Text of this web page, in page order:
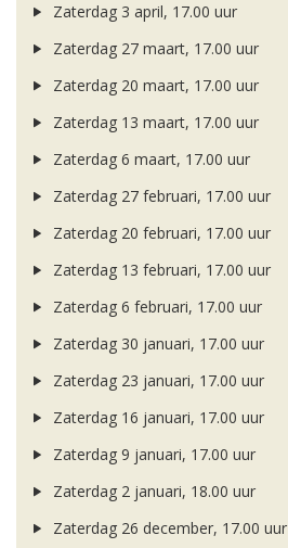
Zaterdag 3 april, 17.00 uur
Zaterdag 27 maart, 17.00 uur
Zaterdag 20 maart, 17.00 uur
Zaterdag 13 maart, 17.00 uur
Zaterdag 6 maart, 17.00 uur
Zaterdag 27 februari, 17.00 uur
Zaterdag 20 februari, 17.00 uur
Zaterdag 13 februari, 17.00 uur
Zaterdag 6 februari, 17.00 uur
Zaterdag 30 januari, 17.00 uur
Zaterdag 23 januari, 17.00 uur
Zaterdag 16 januari, 17.00 uur
Zaterdag 9 januari, 17.00 uur
Zaterdag 2 januari, 18.00 uur
Zaterdag 26 december, 17.00 uur